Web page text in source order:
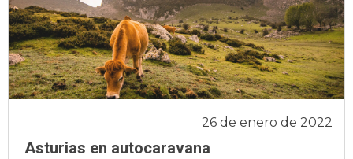
Asturias en autocaravana
26 de enero de 2022